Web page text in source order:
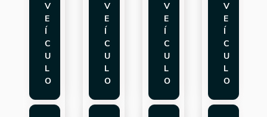
V
E
Í
C
U
L
O
V
E
Í
C
U
L
O
V
E
Í
C
U
L
O
V
E
Í
C
U
L
O